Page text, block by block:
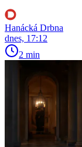
Hanácká Drbna
dnes, 17:12
2 min